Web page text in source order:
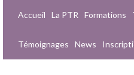
Accueil La PTR Formations
Témoignages News